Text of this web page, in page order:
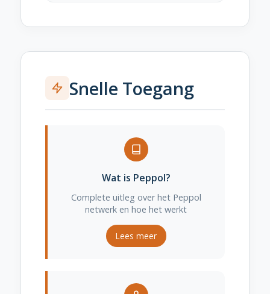
Snelle Toegang
Wat is Peppol?
Complete uitleg over het Peppol
netwerk en hoe het werkt
Lees meer